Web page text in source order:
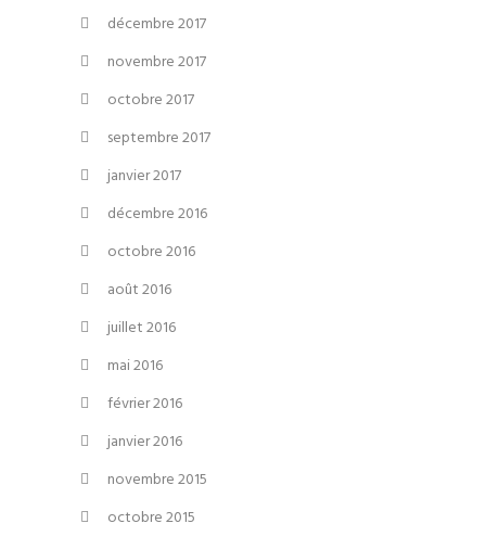
décembre 2017
novembre 2017
octobre 2017
septembre 2017
janvier 2017
décembre 2016
octobre 2016
août 2016
juillet 2016
mai 2016
février 2016
janvier 2016
novembre 2015
octobre 2015